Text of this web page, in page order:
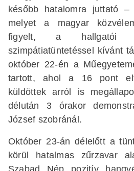
később hatalomra juttató
melyet a magyar
figyelt, a hallgatói
szimpátiatüntetéssel kívánt
október 22-én a
tartott, ahol a 16 pont
küldöttek arról is
délután 3 órakor
József szobránál.
Október 23-án délelőtt a
körül hatalmas zűrzavar
Szabad Nép pozitív